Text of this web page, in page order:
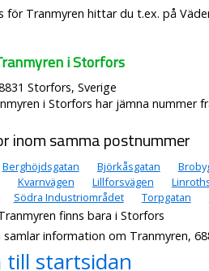
för Tranmyren hittar du t.ex. på
i Storfors
Storfors, Sverige
i Storfors har jämna nummer
inom samma postnummer
Berghöjdsgatan Björkåsgatan
Kvarnvägen Lillforsvägen
Södra Industriområdet Torpgatan
finns bara i Storfors
samlar information om Tranmyren,
till startsidan